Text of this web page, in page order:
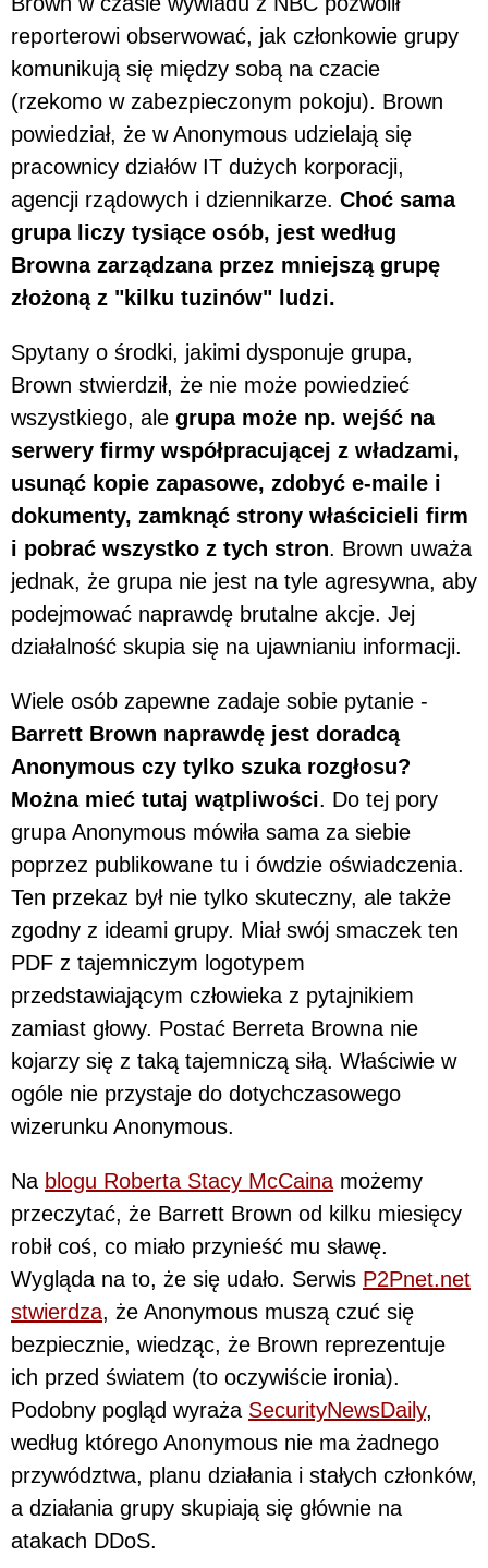
reporterowi obserwować, jak członkowie grupy
komunikują się między sobą na czacie
(rzekomo w zabezpieczonym pokoju). Brown
powiedział, że w Anonymous udzielają się
pracownicy działów IT dużych korporacji,
agencji rządowych i dziennikarze. Choć sama
grupa liczy tysiące osób, jest według
Browna zarządzana przez mniejszą grupę
złożoną z "kilku tuzinów" ludzi.
Spytany o środki, jakimi dysponuje grupa,
Brown stwierdził, że nie może powiedzieć
wszystkiego, ale grupa może np. wejść na
serwery firmy współpracującej z władzami,
usunąć kopie zapasowe, zdobyć e-maile i
dokumenty, zamknąć strony właścicieli firm
i pobrać wszystko z tych stron. Brown uważa
jednak, że grupa nie jest na tyle agresywna, aby
podejmować naprawdę brutalne akcje. Jej
działalność skupia się na ujawnianiu informacji.
Wiele osób zapewne zadaje sobie pytanie -
Barrett Brown naprawdę jest doradcą
Anonymous czy tylko szuka rozgłosu?
Można mieć tutaj wątpliwości. Do tej pory
grupa Anonymous mówiła sama za siebie
poprzez publikowane tu i ówdzie oświadczenia.
Ten przekaz był nie tylko skuteczny, ale także
zgodny z ideami grupy. Miał swój smaczek ten
PDF z tajemniczym logotypem
przedstawiającym człowieka z pytajnikiem
zamiast głowy. Postać Berreta Browna nie
kojarzy się z taką tajemniczą siłą. Właściwie w
ogóle nie przystaje do dotychczasowego
wizerunku Anonymous.
Na blogu Roberta Stacy McCaina możemy
przeczytać, że Barrett Brown od kilku miesięcy
robił coś, co miało przynieść mu sławę.
Wygląda na to, że się udało. Serwis P2Pnet.net
stwierdza, że Anonymous muszą czuć się
bezpiecznie, wiedząc, że Brown reprezentuje
ich przed światem (to oczywiście ironia).
Podobny pogląd wyraża SecurityNewsDaily,
według którego Anonymous nie ma żadnego
przywództwa, planu działania i stałych członków,
a działania grupy skupiają się głównie na
atakach DDoS.